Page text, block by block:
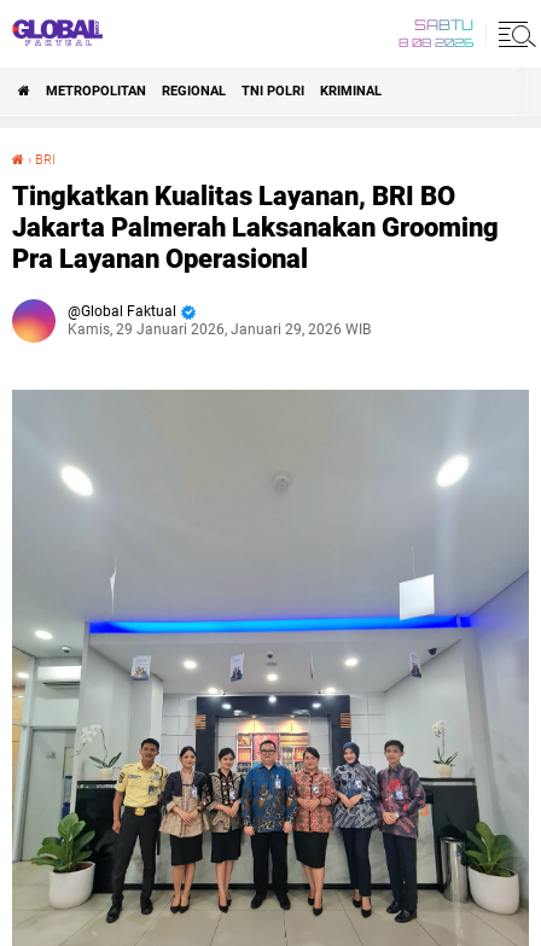
SABTU
8 08 2026
METROPOLITAN REGIONAL TNI POLRI KRIMINAL
› BRI
Tingkatkan Kualitas Layanan, BRI BO
Jakarta Palmerah Laksanakan Grooming
Pra Layanan Operasional
Global Faktual
Kamis, 29 Januari 2026, Januari 29, 2026 WIB